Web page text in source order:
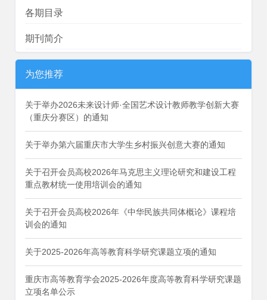
各期目录
期刊简介
为您推荐
关于举办2026未来设计师·全国艺术设计教师教学创新大赛
（重庆分赛区）的通知
关于举办第六届重庆市大学生乡村振兴创意大赛的通知
关于召开会员高校2026年马克思主义理论研究和建设工程
重点教材统一使用培训会的通知
关于召开会员高校2026年《中华民族共同体概论》课程培
训会的通知
关于2025-2026年高等教育科学研究课题立项的通知
重庆市高等教育学会2025-2026年度高等教育科学研究课题
立项名单公示